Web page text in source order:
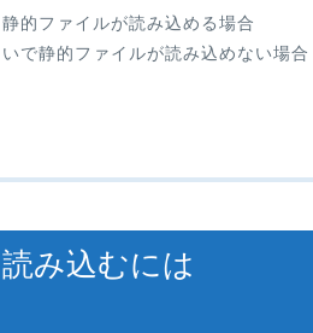
的ファイルが読み込める場合
で静的ファイルが読み込めない場合
み込むには